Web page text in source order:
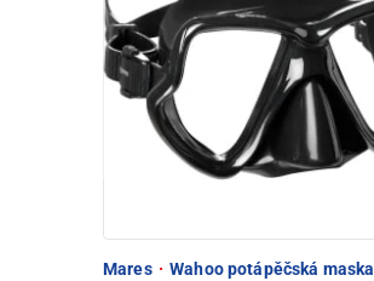
Mares · Wahoo potápěčská maska